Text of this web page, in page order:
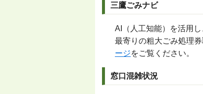
三鷹ごみナビ
AI（人工知能）を活用
最寄りの粗大ごみ処理
ージをご覧ください。
窓口混雑状況